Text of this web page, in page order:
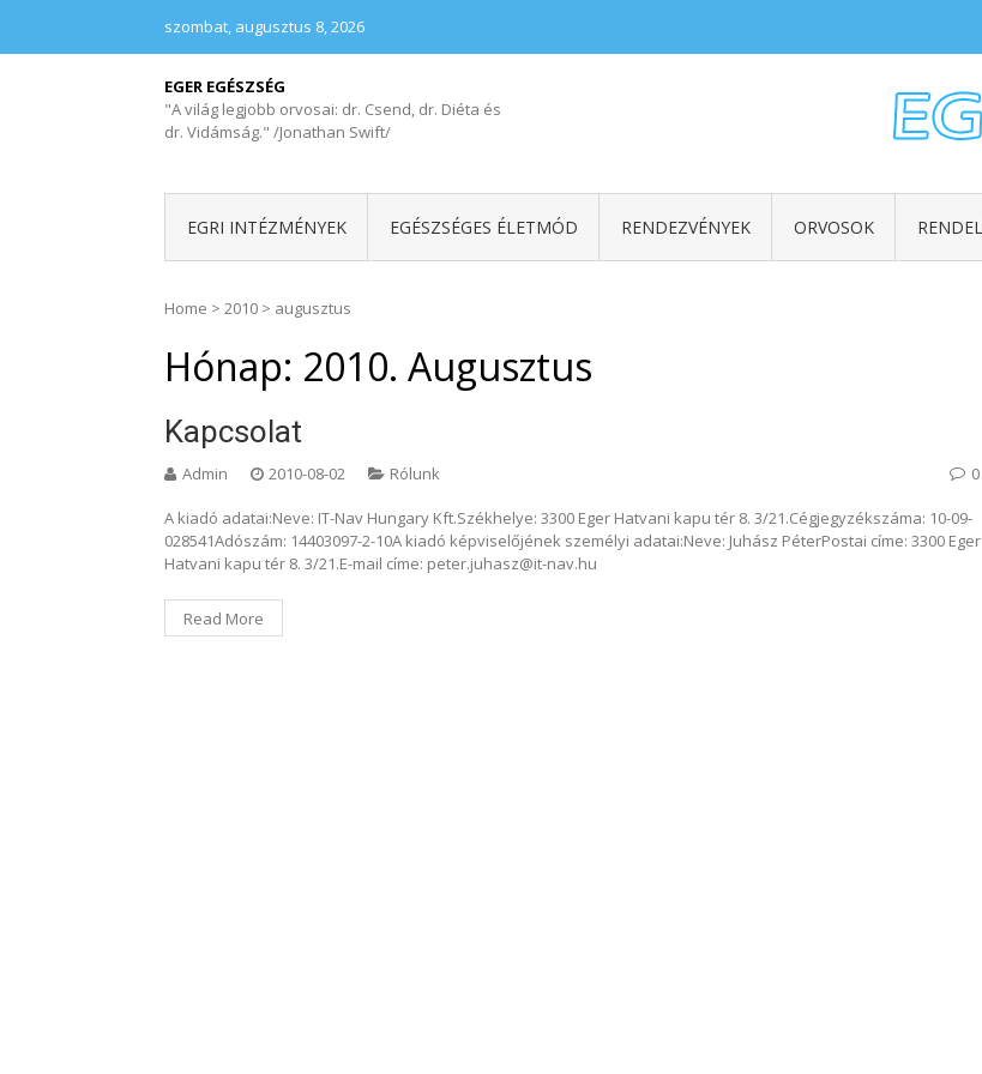
szombat, augusztus 8, 2026
EGER EGÉSZSÉG
"A világ legjobb orvosai: dr. Csend, dr. Diéta és
dr. Vidámság." /Jonathan Swift/
EGRI INTÉZMÉNYEK EGÉSZSÉGES ÉLETMÓD RENDEZVÉNYEK ORVOSOK
Home > 2010 > augusztus
Hónap: 2010. Augusztus
Kapcsolat
Admin 2010-08-02 Rólunk 0
A kiadó adatai:Neve: IT-Nav Hungary Kft.Székhelye: 3300 Eger Hatvani kapu tér 8. 3/21.Cégjegyzékszáma: 10-09-
028541Adószám: 14403097-2-10A kiadó képviselőjének személyi adatai:Neve: Juhász PéterPostai címe: 3300 Eger
Hatvani kapu tér 8. 3/21.E-mail címe: peter.juhasz@it-nav.hu
Read More